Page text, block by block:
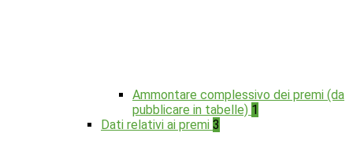
Ammontare complessivo dei premi (da
pubblicare in tabelle) 1
Dati relativi ai premi 3